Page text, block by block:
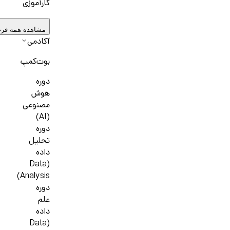
کارآموزی
مشاهده همه
آکادمی
بوت‌کمپ
دوره
هوش
مصنوعی
(AI)
دوره
تحلیل
داده
(Data
Analysis)
دوره
علم
داده
(Data